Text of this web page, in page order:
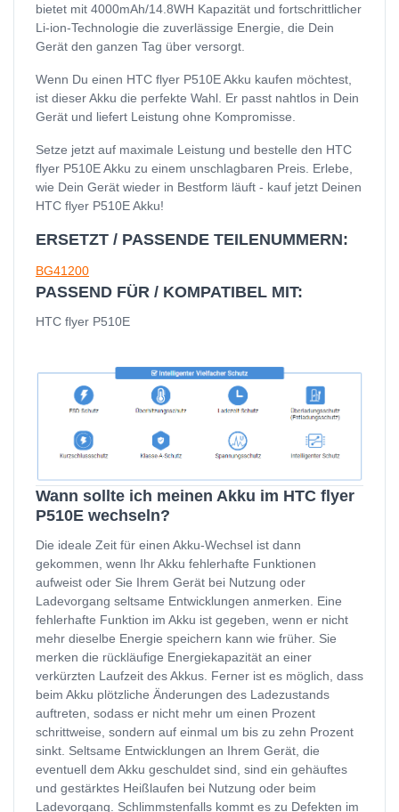
bietet mit 4000mAh/14.8WH Kapazität und fortschrittlicher
Li-ion-Technologie die zuverlässige Energie, die Dein
Gerät den ganzen Tag über versorgt.
Wenn Du einen HTC flyer P510E Akku kaufen möchtest,
ist dieser Akku die perfekte Wahl. Er passt nahtlos in Dein
Gerät und liefert Leistung ohne Kompromisse.
Setze jetzt auf maximale Leistung und bestelle den HTC
flyer P510E Akku zu einem unschlagbaren Preis. Erlebe,
wie Dein Gerät wieder in Bestform läuft - kauf jetzt Deinen
HTC flyer P510E Akku!
ERSETZT / PASSENDE TEILENUMMERN:
BG41200
PASSEND FÜR / KOMPATIBEL MIT:
HTC flyer P510E
Wann sollte ich meinen Akku im HTC flyer
P510E wechseln?
Die ideale Zeit für einen Akku-Wechsel ist dann
gekommen, wenn Ihr Akku fehlerhafte Funktionen
aufweist oder Sie Ihrem Gerät bei Nutzung oder
Ladevorgang seltsame Entwicklungen anmerken. Eine
fehlerhafte Funktion im Akku ist gegeben, wenn er nicht
mehr dieselbe Energie speichern kann wie früher. Sie
merken die rückläufige Energiekapazität an einer
verkürzten Laufzeit des Akkus. Ferner ist es möglich, dass
beim Akku plötzliche Änderungen des Ladezustands
auftreten, sodass er nicht mehr um einen Prozent
schrittweise, sondern auf einmal um bis zu zehn Prozent
sinkt. Seltsame Entwicklungen an Ihrem Gerät, die
eventuell dem Akku geschuldet sind, sind ein gehäuftes
und gestärktes Heißlaufen bei Nutzung oder beim
Ladevorgang. Schlimmstenfalls kommt es zu Defekten im